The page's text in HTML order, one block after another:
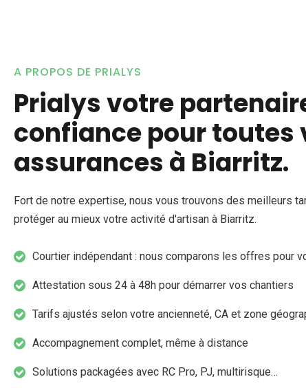
A PROPOS DE PRIALYS
Prialys votre
confiance pour toutes
assurances à Biarritz.
Fort de notre expertise, nous vous trouvons des meilleurs
protéger au mieux votre activité d'artisan à Biarritz.
Courtier indépendant : nous comparons les offres pour
Attestation sous 24 à 48h pour démarrer vos chantiers
Tarifs ajustés selon votre ancienneté, CA et zone
Accompagnement complet, même à distance
Solutions packagées avec RC Pro, PJ, multirisque…